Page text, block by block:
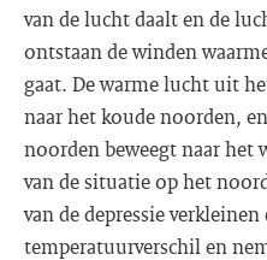
van de lucht daalt en de
ontstaan de winden
gaat. De warme lucht uit
naar het koude noorden,
noorden beweegt naar het
van de situatie op het
van de depressie
temperatuurverschil en